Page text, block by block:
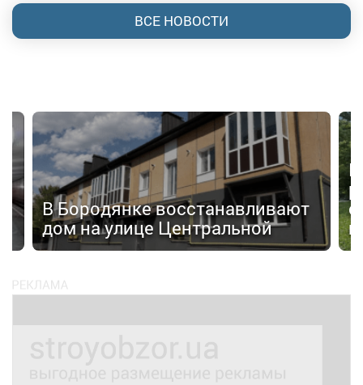
ВСЕ НОВОСТИ
В Бородянке восстанавливают
дом на улице Центральной